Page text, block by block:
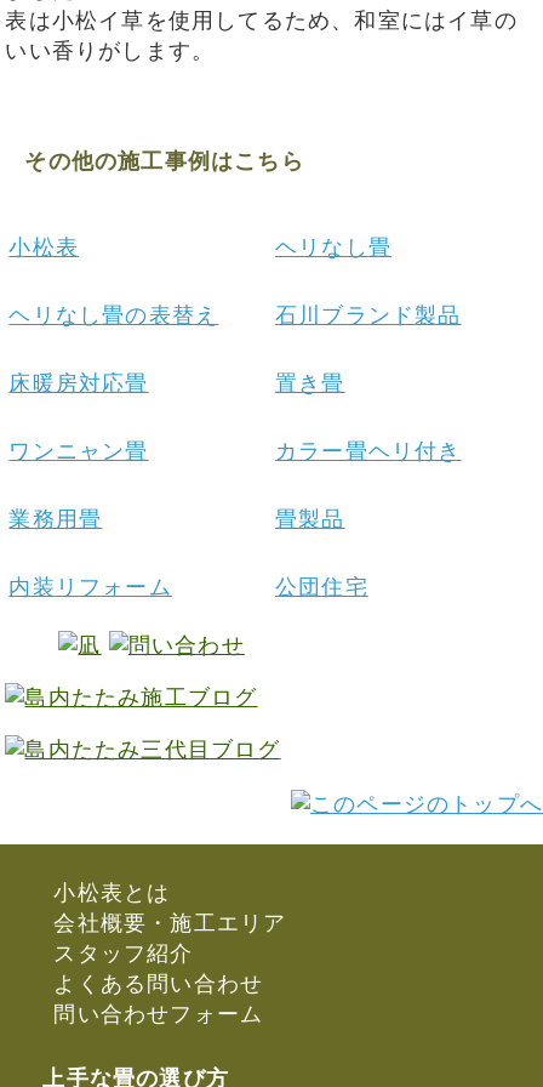
表は小松イ草を使用してるため、和室にはイ草の
いい香りがします。
その他の施工事例はこちら
小松表 ヘリなし畳
ヘリなし畳の表替え 石川ブランド製品
床暖房対応畳 置き畳
ワンニャン畳 カラー畳ヘリ付き
業務用畳 畳製品
内装リフォーム 公団住宅
小松表とは
会社概要・施工エリア
スタッフ紹介
よくある問い合わせ
問い合わせフォーム
上手な畳の選び方